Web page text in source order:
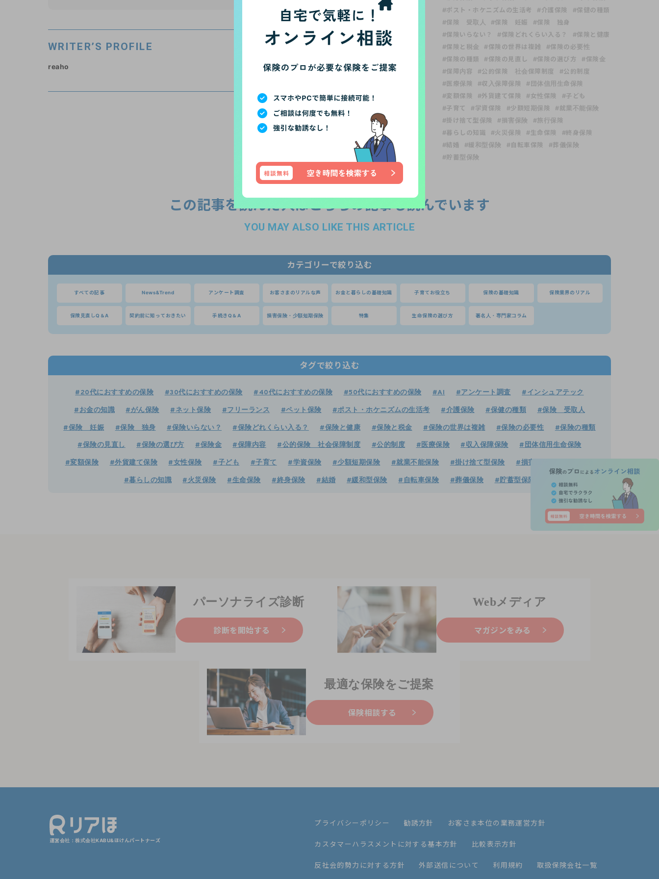
WRITER’S PROFILE
reaho
このライターの他の記事
ライター一覧
#ポスト・ホケニズムの生活考
#介護保険
#保健の種類
#保険 受取人
#保険 妊娠
#保険 独身
#保険いらない？
#保険どれくらい入る？
#保険と健康
#保険と税金
#保険の世界は複雑
#保険の必要性
#保険の種類
#保険の見直し #保険の選び方
#保険金
#保障内容
#公的保険 社会保障制度
#公的制度
#医療保険
#収入保障保険
#団体信用生命保険
#変額保険
#外貨建て保険 #女性保険
#子ども
#子育て
#学資保険 #少額短期保険
#就業不能保険
#掛け捨て型保険
#損害保険
#旅行保険
#暮らしの知識
#火災保険 #生命保険
#終身保険
#結婚
#緩和型保険 #自転車保険
#葬儀保険
#貯蓄型保険
この記事を読んだ人はこちらの記事も読んでいます
YOU MAY ALSO LIKE THIS ARTICLE
カテゴリーで絞り込む
すべての記事 News&Trend アンケート調査 お客さまのリアルな声 お金と暮らしの基礎知識 子育てお役立ち 保険の基礎知識 保険業界のリアル
保険見直しQ＆A 契約前に知っておきたい 手続きQ＆A 損害保険・少額短期保険 特集 生命保険の選び方 著名人・専門家コラム
タグで絞り込む
#20代におすすめの保険 #30代におすすめの保険 #40代におすすめの保険 #50代におすすめの保険 #AI #アンケート調査 #インシュアテック
#お金の知識 #がん保険 #ネット保険 #フリーランス #ペット保険 #ポスト・ホケニズムの生活考 #介護保険 #保健の種類 #保険 受取人
#保険 妊娠 #保険 独身 #保険いらない？ #保険どれくらい入る？ #保険と健康 #保険と税金 #保険の世界は複雑 #保険の必要性 #保険の種類
#保険の見直し #保険の選び方 #保険金 #保障内容 #公的保険 社会保障制度 #公的制度 #医療保険 #収入保障保険 #団体信用生命保険
#変額保険 #外貨建て保険 #女性保険 #子ども #子育て #学資保険 #少額短期保険 #就業不能保険 #掛け捨て型保険 #損害保険
#暮らしの知識 #火災保険 #生命保険 #終身保険 #結婚 #緩和型保険 #自転車保険 #葬儀保険 #貯蓄型保険
パーソナライズ診断
診断を開始する
Webメディア
マガジンをみる
最適な保険をご提案
保険相談する
プライバシーポリシー 勧誘方針 お客さま本位の業務運営方針
カスタマーハラスメントに対する基本方針 比較表示方針
反社会的勢力に対する方針 外部送信について 利用規約 取扱保険会社一覧
運営会社：株式会社KABU&ほけんパートナーズ